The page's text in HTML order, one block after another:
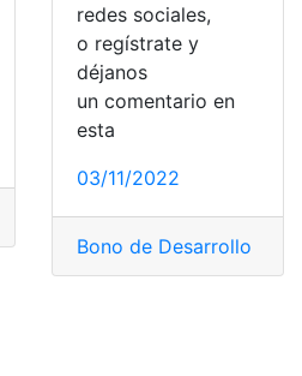
formulario,pago,Procesos
redes sociales,
o regístrate y
déjanos
un comentario en
esta
03/11/2022
Bono de Desarrollo